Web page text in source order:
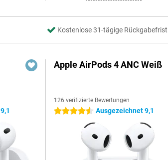
Kostenlose 31-tägige Rückgabefrist
Apple AirPods 4 ANC Weiß
126 verifizierte Bewertungen
4.5 Sterne Ausgezeichnet 9,1